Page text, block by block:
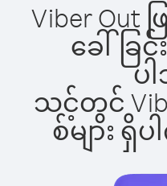
Viber Out
ခေါ်ခ
ပ
သင့်တွင်
စ်များ